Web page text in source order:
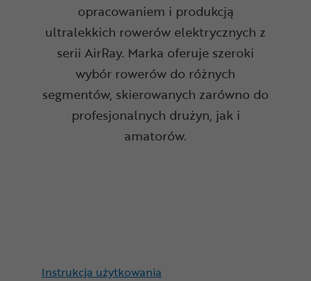
opracowaniem i produkcją
ultralekkich rowerów elektrycznych z
serii AirRay. Marka oferuje szeroki
wybór rowerów do różnych
segmentów, skierowanych zarówno do
profesjonalnych drużyn, jak i
amatorów.
Instrukcja użytkowania